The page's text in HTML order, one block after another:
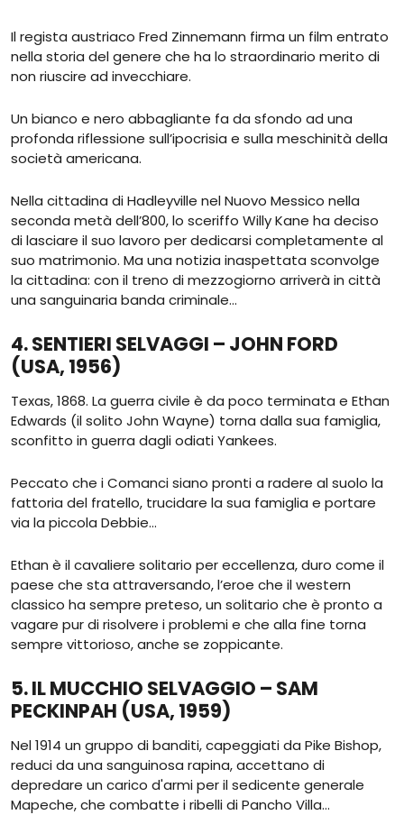
Il regista austriaco Fred Zinnemann firma un film entrato
nella storia del genere che ha lo straordinario merito di
non riuscire ad invecchiare.
Un bianco e nero abbagliante fa da sfondo ad una
profonda riflessione sull’ipocrisia e sulla meschinità della
società americana.
Nella cittadina di Hadleyville nel Nuovo Messico nella
seconda metà dell’800, lo sceriffo Willy Kane ha deciso
di lasciare il suo lavoro per dedicarsi completamente al
suo matrimonio. Ma una notizia inaspettata sconvolge
la cittadina: con il treno di mezzogiorno arriverà in città
una sanguinaria banda criminale…
4. SENTIERI SELVAGGI – JOHN FORD
(USA, 1956)
Texas, 1868. La guerra civile è da poco terminata e Ethan
Edwards (il solito John Wayne) torna dalla sua famiglia,
sconfitto in guerra dagli odiati Yankees.
Peccato che i Comanci siano pronti a radere al suolo la
fattoria del fratello, trucidare la sua famiglia e portare
via la piccola Debbie…
Ethan è il cavaliere solitario per eccellenza, duro come il
paese che sta attraversando, l’eroe che il western
classico ha sempre preteso, un solitario che è pronto a
vagare pur di risolvere i problemi e che alla fine torna
sempre vittorioso, anche se zoppicante.
5. IL MUCCHIO SELVAGGIO – SAM
PECKINPAH (USA, 1959)
Nel 1914 un gruppo di banditi, capeggiati da Pike Bishop,
reduci da una sanguinosa rapina, accettano di
depredare un carico d'armi per il sedicente generale
Mapeche, che combatte i ribelli di Pancho Villa…